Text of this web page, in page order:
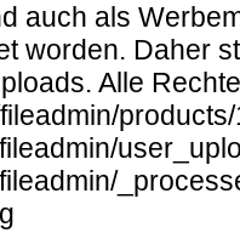
auch als
worden. Daher
Alle